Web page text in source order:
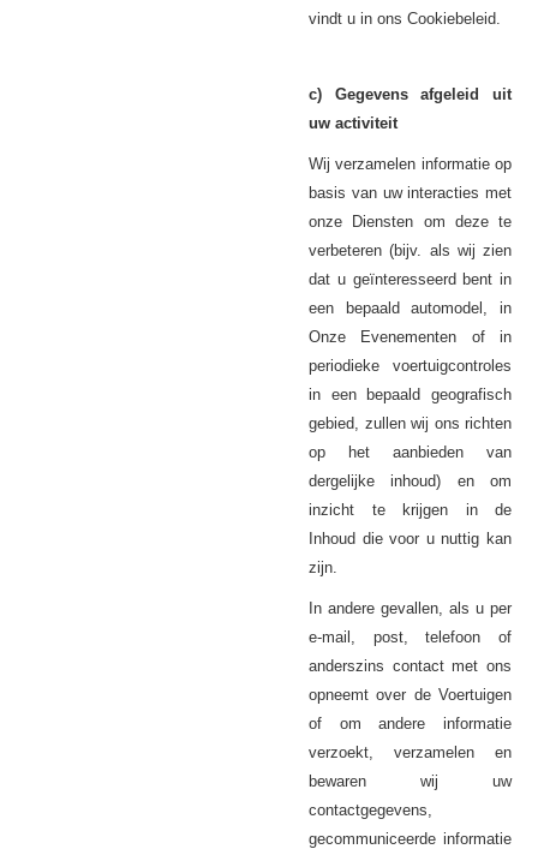
vindt u in ons Cookiebeleid.
c) Gegevens afgeleid uit
uw activiteit
Wij verzamelen informatie op
basis van uw interacties met
onze Diensten om deze te
verbeteren (bijv. als wij zien
dat u geïnteresseerd bent in
een bepaald automodel, in
Onze Evenementen of in
periodieke voertuigcontroles
in een bepaald geografisch
gebied, zullen wij ons richten
op het aanbieden van
dergelijke inhoud) en om
inzicht te krijgen in de
Inhoud die voor u nuttig kan
zijn.
In andere gevallen, als u per
e-mail, post, telefoon of
anderszins contact met ons
opneemt over de Voertuigen
of om andere informatie
verzoekt, verzamelen en
bewaren wij uw
contactgegevens,
gecommuniceerde informatie